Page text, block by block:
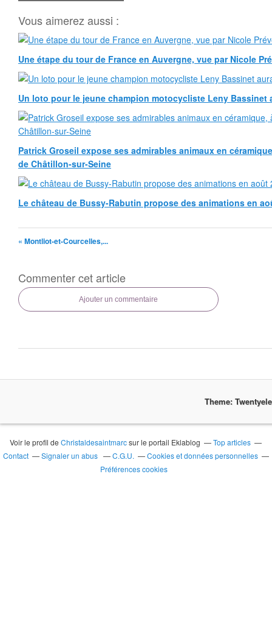
Vous aimerez aussi :
Une étape du tour de France en Auvergne, vue par Nicole
Un loto pour le jeune champion motocycliste Leny Bassinet
Patrick Groseil expose ses admirables animaux en
de Châtillon-sur-Seine
Le château de Bussy-Rabutin propose des animations en
« Montliot-et-Courcelles,...
Commenter cet article
Ajouter un commentaire
Theme:
Voir le profil deChristaldesaintmarcsur le portail Eklablog
Top articles
Contact
Signaler un abus C.G.U.
Cookies et données personnelles
Préférences cookies